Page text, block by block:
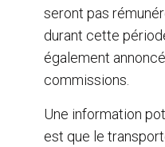
seront pas
durant cette
également
commissions.
Une information
est que le